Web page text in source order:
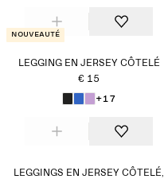
Nouveauté
LEGGING EN JERSEY CÔTELÉ
€ 15
+17
LEGGINGS EN JERSEY CÔTELÉ,